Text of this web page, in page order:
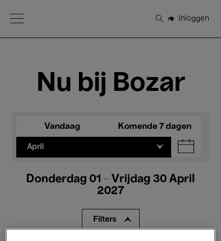
Open Menu
Zoeken
Inloggen
Nu bij Bozar
Vandaag Komende 7 dagen
April
Donderdag 01 - Vrijdag 30 April
2027
Filters